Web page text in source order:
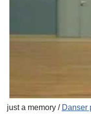
just a memory / Danser